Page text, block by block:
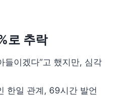
로 추락
들이겠다”고 했지만, 심각
한일 관계, 69시간 발언